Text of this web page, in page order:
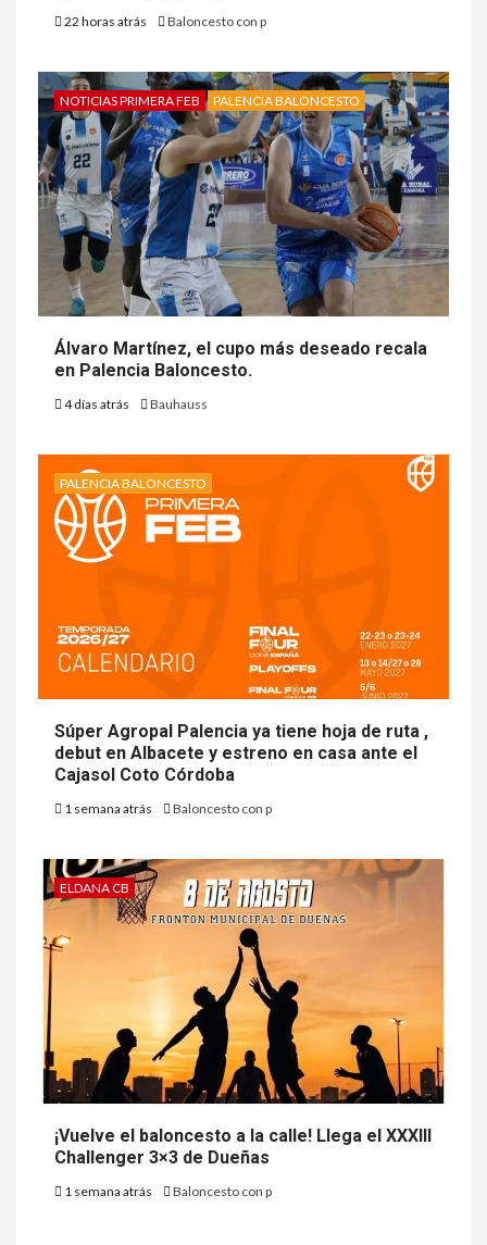
22 horas atrás Baloncesto con p
NOTICIAS PRIMERA FEB PALENCIA BALONCESTO
Álvaro Martínez, el cupo más deseado recala
en Palencia Baloncesto.
4 días atrás Bauhauss
PALENCIA BALONCESTO
Súper Agropal Palencia ya tiene hoja de ruta ,
debut en Albacete y estreno en casa ante el
Cajasol Coto Córdoba
1 semana atrás Baloncesto con p
ELDANA CB
¡Vuelve el baloncesto a la calle! Llega el XXXIII
Challenger 3×3 de Dueñas
1 semana atrás Baloncesto con p